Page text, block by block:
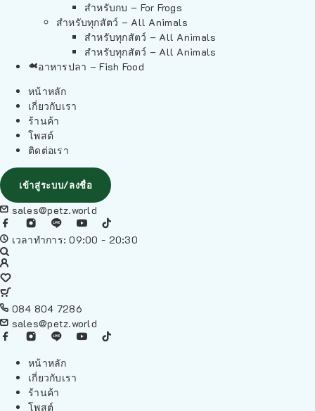
สำหรับกบ – For Frogs
สำหรับทุกสัตว์ – All Animals
สำหรับทุกสัตว์ – All Animals
สำหรับทุกสัตว์ – All Animals
อาหารปลา – Fish Food
หน้าหลัก
เกี่ยวกับเรา
ร้านค้า
โพสต์
ติดต่อเรา
เข้าสู่ระบบ/ลงชื่อ
sales@petz.world
เวลาทำการ: 09:00 - 20:30
084 804 7286
sales@petz.world
หน้าหลัก
เกี่ยวกับเรา
ร้านค้า
โพสต์